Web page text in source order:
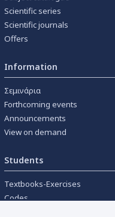
Scientific series
Scientific journals
Offers
Information
Σεμινάρια
Forthcoming events
Announcements
View on demand
Students
Textbooks-Exercises
Codes